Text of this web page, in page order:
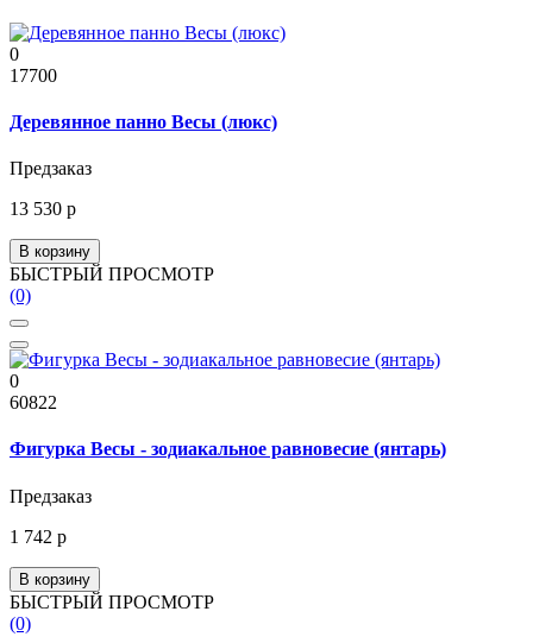
0
17700
Деревянное панно Весы (люкс)
Предзаказ
13 530 р
В корзину
БЫСТРЫЙ ПРОСМОТР
(0)
0
60822
Фигурка Весы - зодиакальное равновесие (янтарь)
Предзаказ
1 742 р
В корзину
БЫСТРЫЙ ПРОСМОТР
(0)